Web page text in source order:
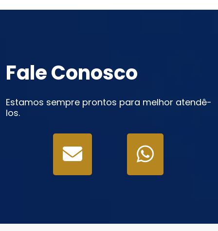
Fale Conosco
Estamos sempre prontos para melhor atendê-
los.